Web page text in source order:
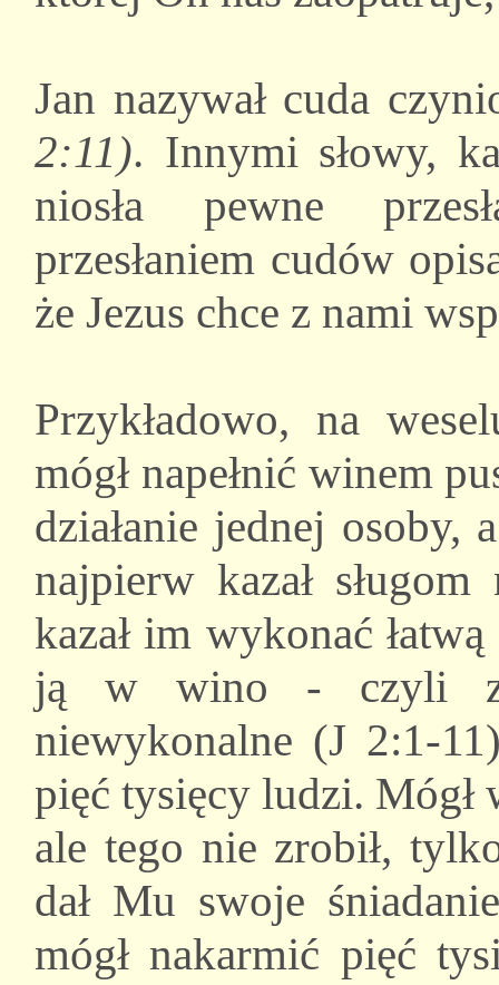
Jan nazywał cuda
2:11). Innymi słowy,
niosła pewne
przesłaniem cudów
że Jezus chce z nami
Przykładowo, na
mógł napełnić winem
działanie jednej osoby,
najpierw kazał
kazał im wykonać
ją w wino - czyli
niewykonalne (J 2:1-
pięć tysięcy ludzi. Mógł
ale tego nie zrobił,
dał Mu swoje
mógł nakarmić pięć